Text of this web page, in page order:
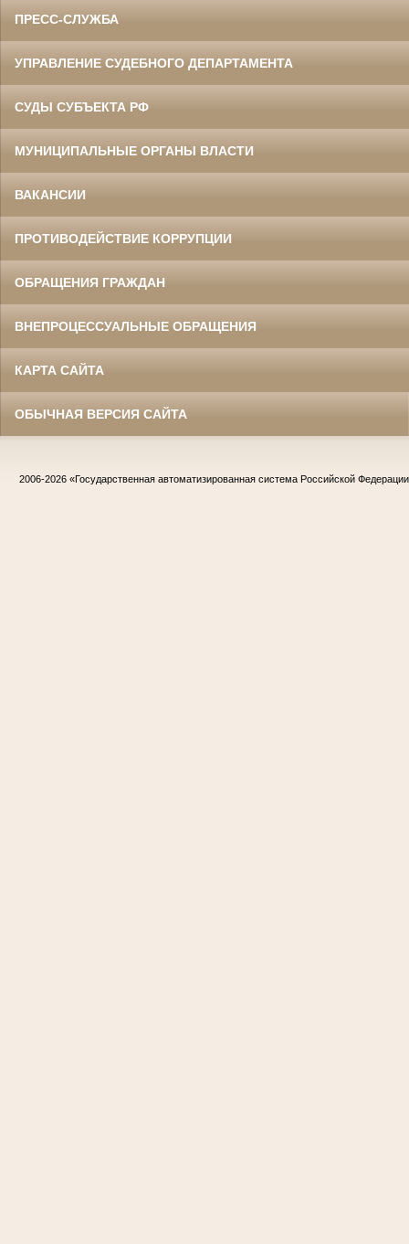
ПРЕСС-СЛУЖБА
УПРАВЛЕНИЕ СУДЕБНОГО ДЕПАРТАМЕНТА
СУДЫ СУБЪЕКТА РФ
МУНИЦИПАЛЬНЫЕ ОРГАНЫ ВЛАСТИ
ВАКАНСИИ
ПРОТИВОДЕЙСТВИЕ КОРРУПЦИИ
ОБРАЩЕНИЯ ГРАЖДАН
ВНЕПРОЦЕССУАЛЬНЫЕ ОБРАЩЕНИЯ
КАРТА САЙТА
ОБЫЧНАЯ ВЕРСИЯ САЙТА
2006-2026 «Государственная автоматизированная система Российской